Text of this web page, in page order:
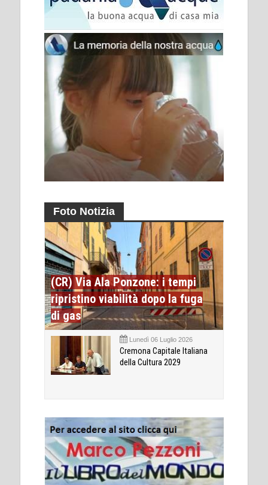
Foto Notizia
(CR) Via Ala Ponzone: i tempi
ripristino viabilità dopo la fuga
di gas
Lunedì 06 Luglio 2026
Cremona Capitale Italiana
della Cultura 2029